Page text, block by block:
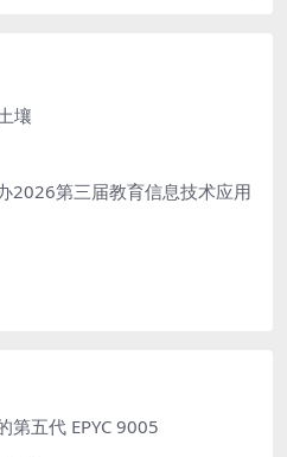
壤
2026第三届教育信息技术应用
第五代 EPYC 9005